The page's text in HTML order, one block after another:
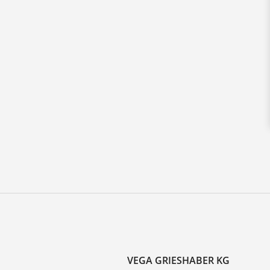
VEGA GRIESHABER KG